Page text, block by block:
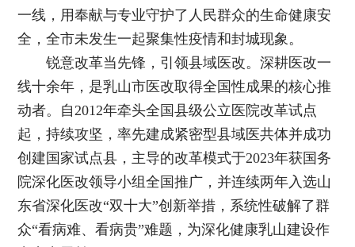
一线，用奉献与专业守护了人民群众的生命健康安
全，全市未发生一起聚集性疫情和封城现象。
锐意改革当先锋，引领县域医改。深耕医改一
线十余年，是乳山市医改取得全国性成果的核心推
动者。自2012年牵头全国县级公立医院改革试点
起，持续攻坚，率先建成紧密型县域医共体并成功
创建国家试点县，主导的改革模式于2023年获国务
院深化医改领导小组全国推广，并连续两年入选山
东省深化医改“双十大”创新举措，系统性破解了群
众“看病难、看病贵”难题，为深化健康乳山建设作